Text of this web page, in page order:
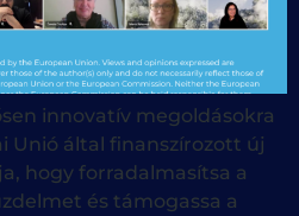
innovatív megoldásokra
Unió által finanszírozott új
hogy forradalmasítsa a
és támogassa a